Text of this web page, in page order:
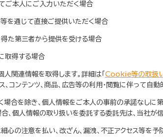
ご本人にご入力いただく場合
を通じて直接ご提供いただく場合
た第三者から提供を受ける場合
取得する場合
人関連情報を取得します。詳細は「 Cookie等の取扱
、コンテンツ、商品、広告等の利用・閲覧に伴って自
場合を除き、個人情報をご本人の事前の承諾なしに
合、個人情報の取り扱いを委託する委託先は、当社
心の注意を払い、改ざん、漏洩、不正アクセス等を予